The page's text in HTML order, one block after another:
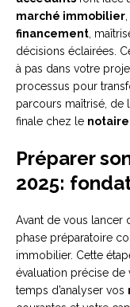
marché immobilier
financement,
décisions éclairées.
à pas dans votre
processus pour
parcours maîtrisé, de
finale chez le notaire
Préparer
2025:
Avant de vous lancer
phase préparatoire
immobilier. Cette
évaluation précise de
temps d’analyser vos